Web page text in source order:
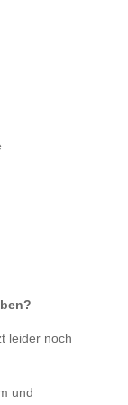
leider noch
und